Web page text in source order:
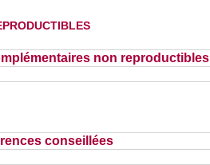
non reproductibles
conseillées